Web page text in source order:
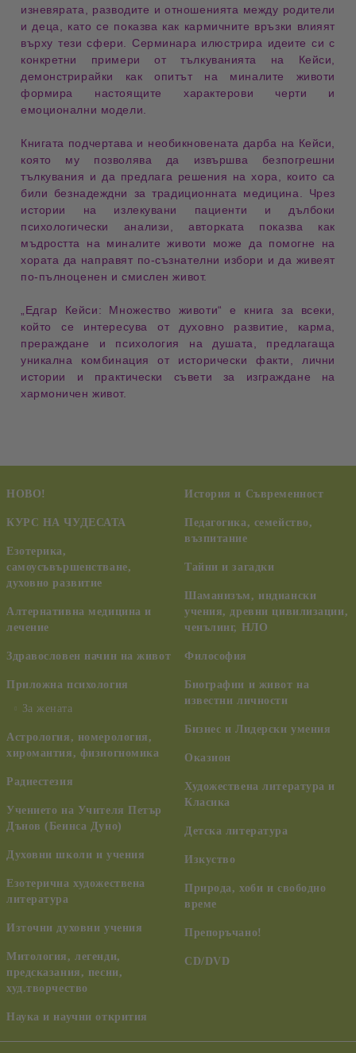
изневярата
разводите иотношенията между родители
и деца
, като се показва как кармичните връзки влияят
върху тези сфери.Серминара илюстрира идеите си с
конкретни примери от тълкуванията на Кейси
демонстрирайки какопитът на миналите животи
формира настоящите характерови черти и
емоционални модели
Книгата подчертава и необикновената дарба на Кейси
която му позволява да извършва безпогрешни
тълкувания и да предлага решения на хора, които са
били безнадеждни
за традиционната медицина. Чрез
истории на излекувани пациенти и дълбоки
психологически анализи
, авторката показва как
мъдростта на миналите животи
може да помогне на
хората да направят по-съзнателни избори и да живеят
по-пълноценен и смислен живот.
„Едгар Кейси: Множество животи“
е книга за всеки,
който се интересува от духовно развитие карма
прераждане
и психология на душата
, предлагаща
уникална комбинация от исторически факти
лични
истории
и практически съвети за изграждане на
хармоничен живот.
НОВО!
КУРС НА ЧУДЕСАТА
Езотерика,
самоусъвършенстване,
духовно развитие
Алтернативна медицина и
лечение
Здравословен начин на живот
Приложна психология
За жената
Астрология, номерология,
хиромантия, физиогномика
Радиестезия
Учението на Учителя Петър
Дънов (Беинса Дуно)
Духовни школи и учения
Езотерична художествена
литература
Източни духовни учения
Митология, легенди,
предсказания, песни,
худ.творчество
Наука и научни открития
История и Съвременност
Педагогика, семейство,
възпитание
Тайни и загадки
Шаманизъм, индиански
учения, древни цивилизации,
ченълинг, НЛО
Философия
Биографии и живот на
известни личности
Бизнес и Лидерски умения
Оказион
Художествена литература и
Класика
Детска литература
Изкуство
Природа, хоби и свободно
време
Препоръчано!
CD/DVD